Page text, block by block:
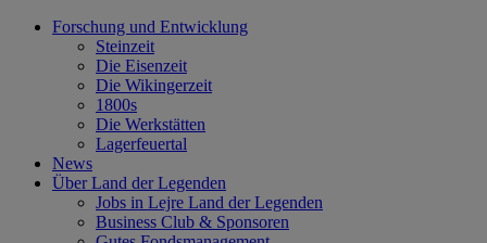
Skip
Forschung und Entwicklung
Steinzeit
Die Eisenzeit
Die Wikingerzeit
1800s
Die Werkstätten
Lagerfeuertal
News
Über Land der Legenden
Jobs in Lejre Land der Legenden
Business Club & Sponsoren